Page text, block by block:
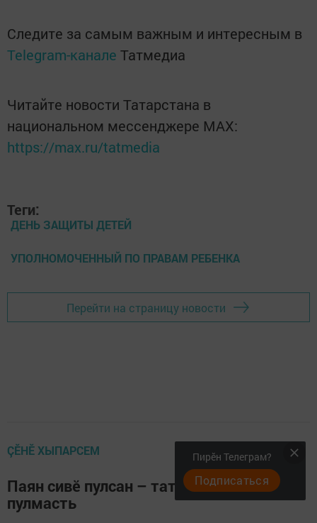
Следите за самым важным и интересным в
Telegram-канале Татмедиа
Читайте новости Татарстана в
национальном мессенджере MАХ:
https://max.ru/tatmedia
Теги:
ДЕНЬ ЗАЩИТЫ ДЕТЕЙ
УПОЛНОМОЧЕННЫЙ ПО ПРАВАМ РЕБЕНКА
Перейти на страницу новости
ÇӖНӖ ХЫПАРСЕМ
Паян сивӗ пулсан – тата 40 кун ăшă
пулмасть
Пирӗн Телеграм?
Подписаться